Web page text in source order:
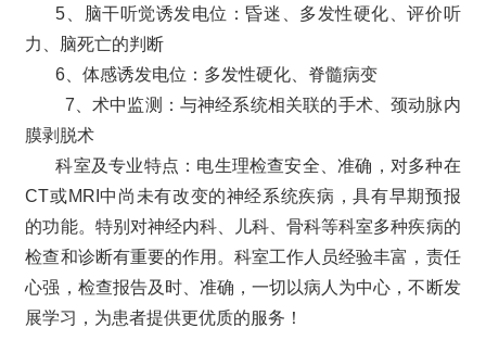
5、脑干听觉诱发电位：昏迷、多发性硬化、评价听
力、脑死亡的判断
6、体感诱发电位：多发性硬化、脊髓病变
7、术中监测：与神经系统相关联的手术、颈动脉内
膜剥脱术
科室及专业特点：电生理检查安全、准确，对多种在
CT或MRI中尚未有改变的神经系统疾病，具有早期预报
的功能。特别对神经内科、儿科、骨科等科室多种疾病的
检查和诊断有重要的作用。科室工作人员经验丰富，责任
心强，检查报告及时、准确，一切以病人为中心，不断发
展学习，为患者提供更优质的服务！